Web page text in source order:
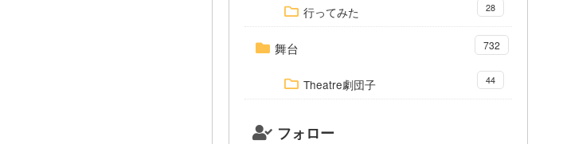
行ってみた 28
舞台 732
Theatre劇団子 44
フォロー